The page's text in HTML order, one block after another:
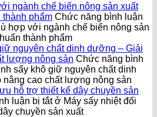
ngành chế biến nông sản xuất
thành phẩm Chức năng bình luận
hợp với ngành chế biến nông sản
thành phẩm
nguyên chất dinh dưỡng – Giải
lượng nông sản Chức năng bình
sấy khô giữ nguyên chất dinh
cao chất lượng nông sản
hỗ trợ thiết kế dây chuyền sản
luận bị tắtở Máy sấy nhiệt đối
chuyền sản xuất